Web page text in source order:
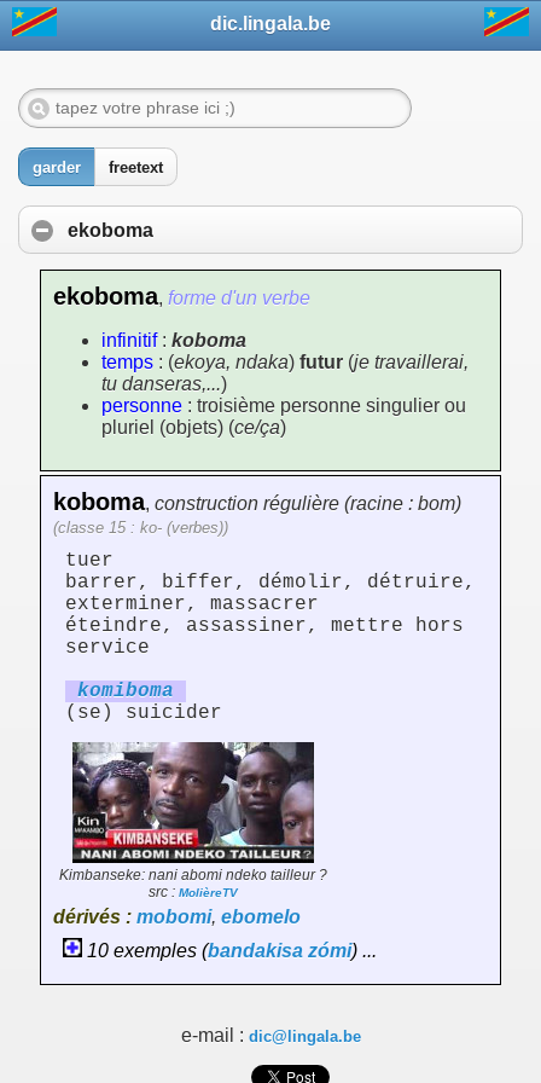
dic.lingala.be
garder freetext
ekoboma
ekoboma, forme d'un verbe
infinitif: koboma
temps : (ekoya, ndaka) futur (je travaillerai,
tu danseras,...)
personne : troisième personne singulier ou
pluriel (objets) (ce/ça)
koboma, construction régulière (racine : bom)
(classe 15 : ko- (verbes))
tuer
barrer, biffer, démolir, détruire,
exterminer, massacrer
éteindre, assassiner, mettre hors
service
komiboma
(se) suicider
Kimbanseke: nani abomi ndeko tailleur ?
src : MolièreTV
dérivés : mobomi, ebomelo
10 exemples (bandakisa zómi) ...
e-mail : dic@lingala.be